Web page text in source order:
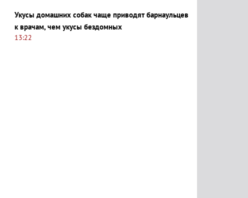
Укусы домашних собак чаще приводят барнаульцев
к врачам, чем укусы бездомных
13:22